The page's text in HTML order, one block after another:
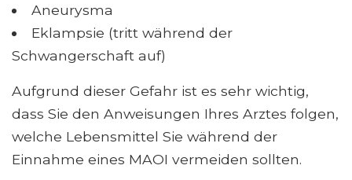
Aneurysma
Eklampsie (tritt während der
Schwangerschaft auf)
Aufgrund dieser Gefahr ist es sehr wichtig,
dass Sie den Anweisungen Ihres Arztes folgen,
welche Lebensmittel Sie während der
Einnahme eines MAOI vermeiden sollten.